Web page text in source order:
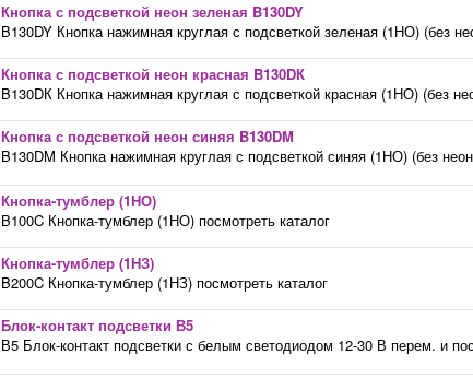
Кнопка с подсветкой неон зеленая B130DY
B130DY Кнопка нажимная круглая с подсветкой зеленая (1НО) (без
Кнопка с подсветкой неон красная B130DК
B130DК Кнопка нажимная круглая с подсветкой красная (1НО) (без
Кнопка с подсветкой неон синяя B130DM
B130DM Кнопка нажимная круглая с подсветкой синяя (1НО) (без
Кнопка-тумблер (1НО)
B100C Кнопка-тумблер (1НО) посмотреть каталог
Кнопка-тумблер (1НЗ)
B200C Кнопка-тумблер (1НЗ) посмотреть каталог
Блок-контакт подсветки В5
В5 Блок-контакт подсветки с белым светодиодом 12-30 В перем. и